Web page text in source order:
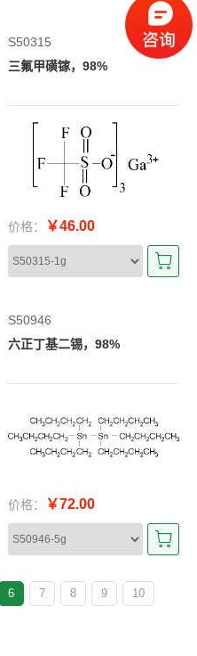
S50315
三氟甲磺镓，98%
价格： ￥46.00
S50946
六正丁基二锡，98%
价格： ￥72.00
6 7 8 9 10